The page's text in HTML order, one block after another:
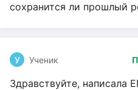
сохранится ли прошлый
У Ученик
Здравствуйте, написала